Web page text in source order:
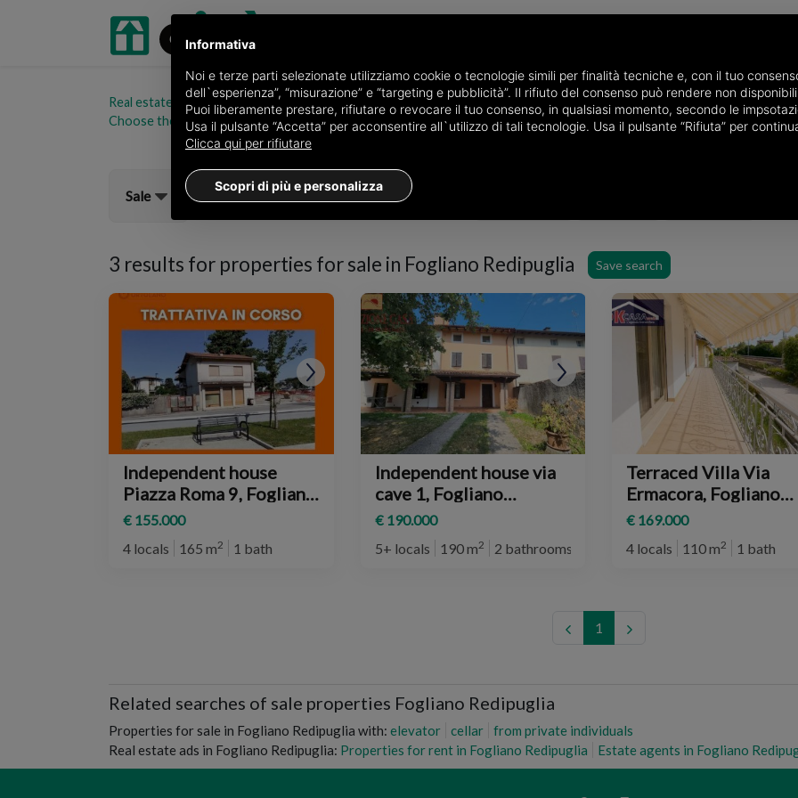
Real estate portal oikia.it Properties for sale in the province of Gorizia
Properties for sale in Fogliano Redipuglia
Choose the area
Sale
3 results for properties for sale in Fogliano Redipuglia Save search
Independent house
Piazza Roma 9, Fogliano
Redipuglia
€ 155.000
4 locals
165 m2 1 bath
Independent house via
cave 1, Fogliano
Redipuglia
€ 190.000
5+ locals
190 m2 2 bathrooms
Terraced Villa Via
Ermacora, Fogliano
Redipuglia
€ 169.000
4 locals
110 m2 1 bath
1
Related searches of sale properties Fogliano Redipuglia
Properties for sale in Fogliano Redipuglia with: elevator cellar
from private individuals
Real estate ads in Fogliano Redipuglia: Properties for rent in Fogliano Redipuglia Estate agents in Fogliano
Informativa
Noi e terze parti selezionate utilizziamo cookie o tecnologie simili per finalità tecniche e, con il tuo
dell`esperienza”, “misurazione” e “targeting e pubblicità”. Il rifiuto del consenso può rendere non
Puoi liberamente prestare, rifiutare o revocare il tuo consenso, in qualsiasi momento, secondo le
Usa il pulsante “Accetta” per acconsentire all`utilizzo di tali tecnologie. Usa il pulsante “Rifiuta” per
Clicca qui per rifiutare
Scopri di più e personalizza